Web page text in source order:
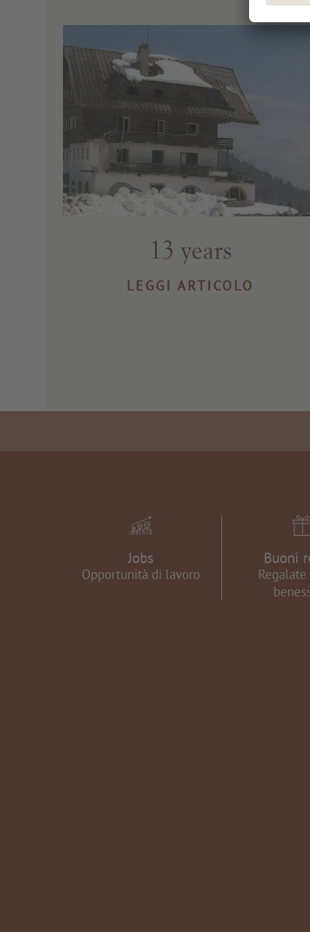
13 years
LEGGI ARTICOLO
Jobs
Opportunità di lavoro
Buoni